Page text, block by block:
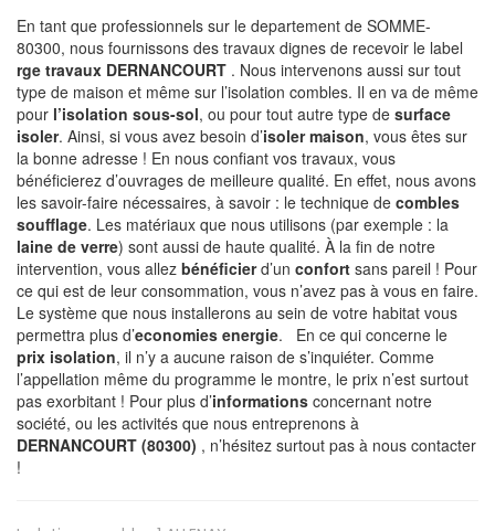
En tant que professionnels sur le departement de SOMME-
80300, nous fournissons des travaux dignes de recevoir le label
rge travaux DERNANCOURT . Nous intervenons aussi sur tout
type de maison et même sur l’isolation combles. Il en va de même
pour l’isolation sous-sol, ou pour tout autre type de surface
isoler. Ainsi, si vous avez besoin d’isoler maison, vous êtes sur
la bonne adresse ! En nous confiant vos travaux, vous
bénéficierez d’ouvrages de meilleure qualité. En effet, nous avons
les savoir-faire nécessaires, à savoir : le technique de combles
soufflage. Les matériaux que nous utilisons (par exemple : la
laine de verre) sont aussi de haute qualité. À la fin de notre
intervention, vous allez bénéficierd’un confort sans pareil ! Pour
ce qui est de leur consommation, vous n’avez pas à vous en faire.
Le système que nous installerons au sein de votre habitat vous
permettra plus d’economies energie. En ce qui concerne le
prix isolation, il n’y a aucune raison de s’inquiéter. Comme
l’appellation même du programme le montre, le prix n’est surtout
pas exorbitant ! Pour plus d’informations concernant notre
société, ou les activités que nous entreprenons à
DERNANCOURT (80300) , n’hésitez surtout pas à nous contacter
!